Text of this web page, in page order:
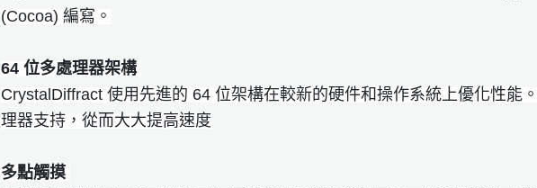
(Cocoa) 編寫。
64 位多處理器架構
CrystalDiffract 使用先進的 64 位架構在較新的硬件和操作系統上優化性能
理器支持，從而大大提高速度
多點觸摸